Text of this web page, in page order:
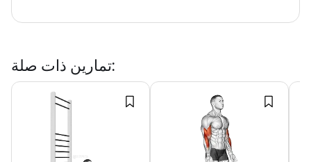
تمارين ذات صلة: